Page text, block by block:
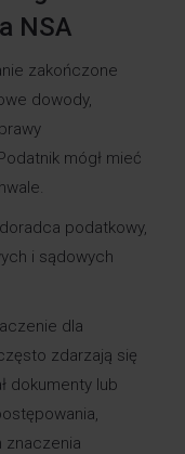
NSA
zakończone
dowody,
mógł mieć
podatkowy,
i sądowych
dla
zdarzają się
dokumenty lub
znaczenia